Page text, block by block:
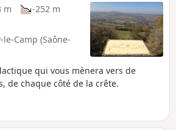
m
-252 m
Camp (Saône-
qui vous mènera vers de
de chaque côté de la crête.